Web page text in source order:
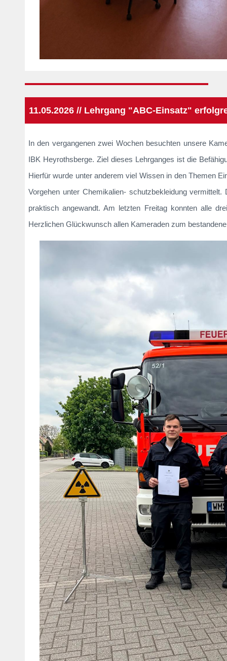
11.05.2026 // Lehrgang "ABC-Einsatz"
In den vergangenen zwei Wochen besuchten unsere
IBK Heyrothsberge. Ziel dieses Lehrganges ist die
Hierfür wurde unter anderem viel Wissen in den Themen
Vorgehen unter Chemikalien- schutzbekleidung
praktisch angewandt. Am letzten Freitag konnten alle
Herzlichen Glückwunsch allen Kameraden zum